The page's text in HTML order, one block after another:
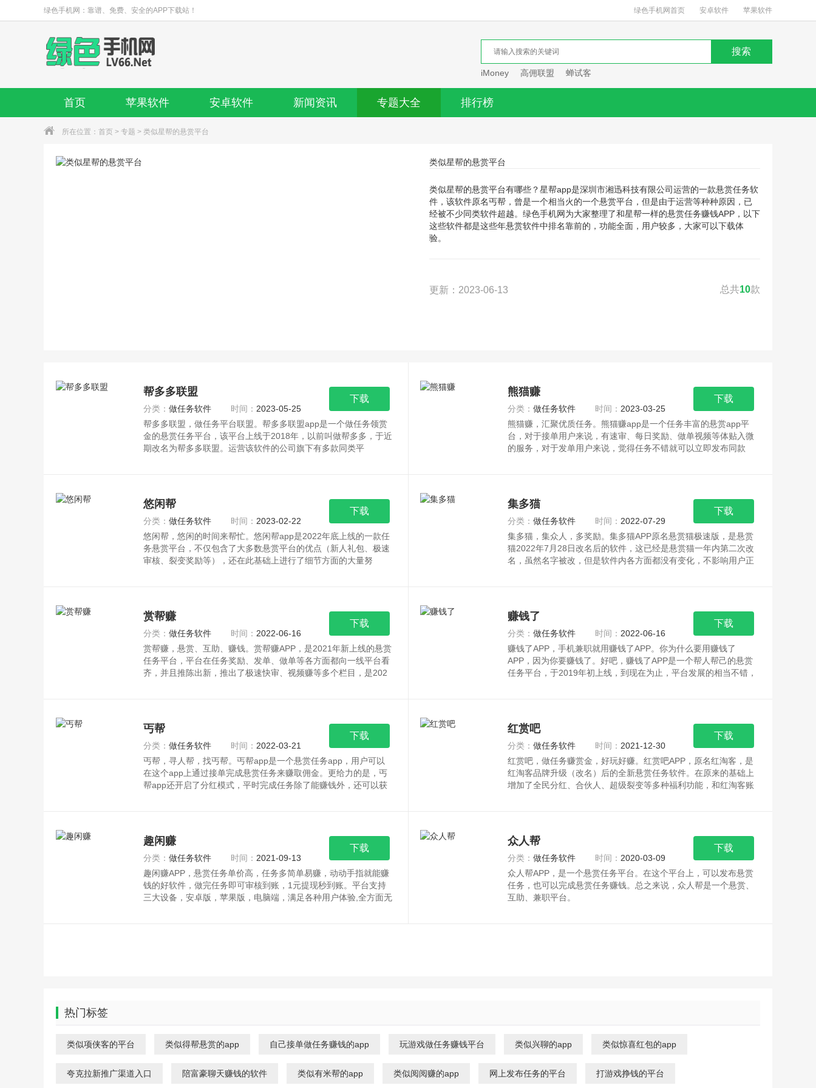
绿色手机网：靠谱、免费、安全的APP下载站！ 绿色手机网首页 安卓软件 苹果软件
iMoney 高佣联盟 蝉试客
首页 苹果软件 安卓软件 新闻资讯 专题大全 排行榜
所在位置： 首页 > 专题 > 类似星帮的悬赏平台
类似星帮的悬赏平台
类似星帮的悬赏平台有哪些？星帮app是深圳市湘迅科技有限公司运营的一款悬赏任务软
件，该软件原名丐帮，曾是一个相当火的一个悬赏平台，但是由于运营等种种原因，已
经被不少同类软件超越。绿色手机网为大家整理了和星帮一样的悬赏任务赚钱APP，以下
这些软件都是这些年悬赏软件中排名靠前的，功能全面，用户较多，大家可以下载体
验。
更新：2023-06-13 总共10款
帮多多联盟
分类： 做任务软件 时间： 2023-05-25
帮多多联盟，做任务平台联盟。帮多多联盟app是一个做任务领赏
金的悬赏任务平台，该平台上线于2018年，以前叫做帮多多，于近
期改名为帮多多联盟。运营该软件的公司旗下有多款同类平
下载
熊猫赚
分类： 做任务软件 时间： 2023-03-25
熊猫赚，汇聚优质任务。熊猫赚app是一个任务丰富的悬赏app平
台，对于接单用户来说，有速审、每日奖励、做单视频等体贴入微
的服务，对于发单用户来说，觉得任务不错就可以立即发布同款
下载
悠闲帮
分类： 做任务软件 时间： 2023-02-22
悠闲帮，悠闲的时间来帮忙。悠闲帮app是2022年底上线的一款任
务悬赏平台，不仅包含了大多数悬赏平台的优点（新人礼包、极速
审核、裂变奖励等），还在此基础上进行了细节方面的大量努
下载
集多猫
分类： 做任务软件 时间： 2022-07-29
集多猫，集众人，多奖励。集多猫APP原名悬赏猫极速版，是悬赏
猫2022年7月28日改名后的软件，这已经是悬赏猫一年内第二次改
名，虽然名字被改，但是软件内各方面都没有变化，不影响用户正
下载
赏帮赚
分类： 做任务软件 时间： 2022-06-16
赏帮赚，悬赏、互助、赚钱。赏帮赚APP，是2021年新上线的悬赏
任务平台，平台在任务奖励、发单、做单等各方面都向一线平台看
齐，并且推陈出新，推出了极速快审、视频赚等多个栏目，是202
下载
赚钱了
分类： 做任务软件 时间： 2022-06-16
赚钱了APP，手机兼职就用赚钱了APP。你为什么要用赚钱了
APP，因为你要赚钱了。好吧，赚钱了APP是一个帮人帮己的悬赏
任务平台，于2019年初上线，到现在为止，平台发展的相当不错，
下载
丐帮
分类： 做任务软件 时间： 2022-03-21
丐帮，寻人帮，找丐帮。丐帮app是一个悬赏任务app，用户可以
在这个app上通过接单完成悬赏任务来赚取佣金。更给力的是，丐
帮app还开启了分红模式，平时完成任务除了能赚钱外，还可以获
下载
红赏吧
分类： 做任务软件 时间： 2021-12-30
红赏吧，做任务赚赏金，好玩好赚。红赏吧APP，原名红淘客，是
红淘客品牌升级（改名）后的全新悬赏任务软件。在原来的基础上
增加了全民分红、合伙人、超级裂变等多种福利功能，和红淘客账
下载
趣闲赚
分类： 做任务软件 时间： 2021-09-13
趣闲赚APP，悬赏任务单价高，任务多简单易赚，动动手指就能赚
钱的好软件，做完任务即可审核到账，1元提现秒到账。平台支持
三大设备，安卓版，苹果版，电脑端，满足各种用户体验,全方面无
下载
众人帮
分类： 做任务软件 时间： 2020-03-09
众人帮APP，是一个悬赏任务平台。在这个平台上，可以发布悬赏
任务，也可以完成悬赏任务赚钱。总之来说，众人帮是一个悬赏、
互助、兼职平台。
下载
热门标签
类似项侠客的平台 类似得帮悬赏的app 自己接单做任务赚钱的app 玩游戏做任务赚钱平台 类似兴聊的app 类似惊喜红包的app
夸克拉新推广渠道入口 陪富豪聊天赚钱的软件 类似有米帮的app 类似阅阅赚的app 网上发布任务的平台 打游戏挣钱的平台